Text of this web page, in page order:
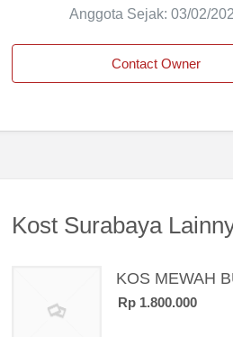
Anggota Sejak: 03/02/
Contact Owner
Kost Surabaya
KOS MEWAH
Rp 1.800.000